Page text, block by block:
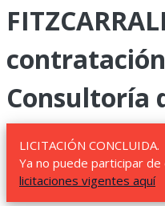
Consultoría
LICITACIÓN CONCLUIDA.
Ya no puede participar
licitaciones vigentes aquí